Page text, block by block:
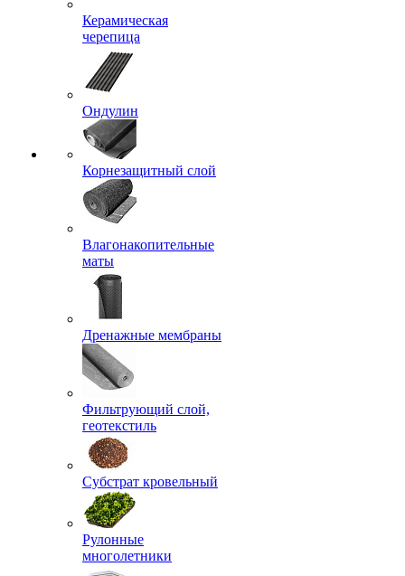
Керамическая
черепица
Ондулин
Корнезащитный слой
Влагонакопительные
маты
Дренажные мембраны
Фильтрующий слой,
геотекстиль
Субстрат кровельный
Рулонные
многолетники